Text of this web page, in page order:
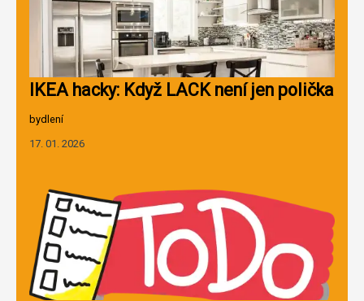
IKEA hacky: Když LACK není jen polička
bydlení
17. 01. 2026